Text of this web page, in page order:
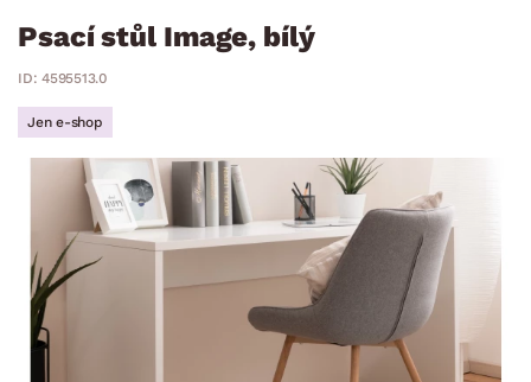
Psací stůl Image, bílý
ID: 4595513.0
Jen e-shop